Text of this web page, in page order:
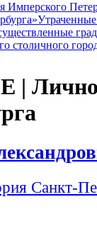
Имперского
столичного
|
Санкт-